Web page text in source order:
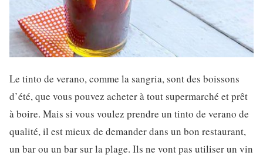
Le tinto de verano, comme la sangria, sont des boissons
d’été, que vous pouvez acheter à tout supermarché et prêt
à boire. Mais si vous voulez prendre un tinto de verano de
qualité, il est mieux de demander dans un bon restaurant,
un bar ou un bar sur la plage. Ils ne vont pas utiliser un vin